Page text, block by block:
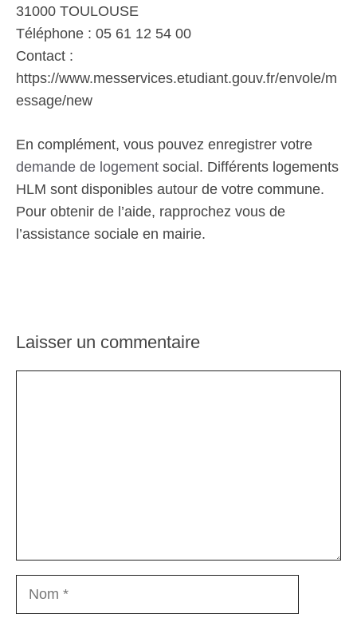
31000 TOULOUSE
Téléphone : 05 61 12 54 00
Contact :
https://www.messervices.etudiant.gouv.fr/envole/m
essage/new
En complément, vous pouvez enregistrer votre
demande de logement social. Différents logements
HLM sont disponibles autour de votre commune.
Pour obtenir de l’aide, rapprochez vous de
l’assistance sociale en mairie.
Laisser un commentaire
Nom